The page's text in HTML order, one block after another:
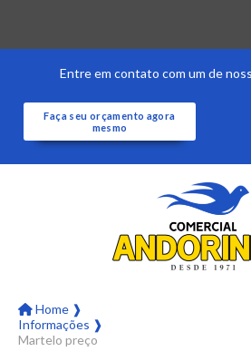
Entre em contato com um de
Faça seu orçamento agora
mesmo
Home ❱
Informações ❱
Martelo preço